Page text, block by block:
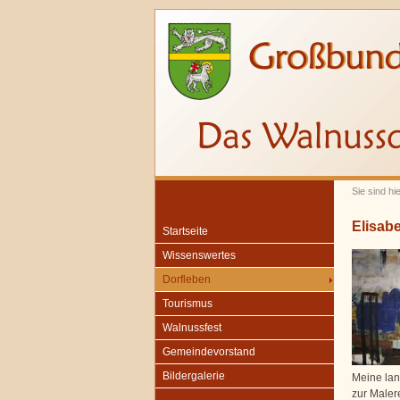
Sie sind
Startseite
Wissenswertes
Dorfleben
Tourismus
Walnussfest
Gemeindevorstand
Bildergalerie
Meine
zur